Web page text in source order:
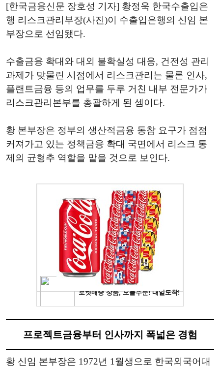
[한국금융신문 장호성 기자] 황정욱 한국수출입은
행 리스크관리부장(사진)이 수출입은행의 신임 본
부장으로 선임됐다.
수출금융 확대와 대외 불확실성 대응, 건전성 관리
과제가 맞물린 시점에서 리스크관리는 물론 인사,
플랜트금융 등의 업무를 두루 거친 내부 전문가가
리스크관리본부를 총괄하게 된 셈이다.
황 본부장은 정부의 생산적금융 동참 요구가 점점
커져가고 있는 정책금융 확대 국면에서 리스크 통
제의 균형추 역할을 맡을 것으로 보인다.
프로젝트금융부터 인사까지 폭넓은 경험
황 신임 본부장은 1972년 1월생으로 한국외국어대